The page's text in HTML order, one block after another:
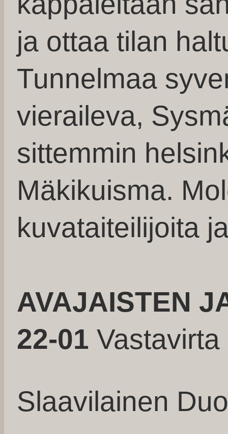
ja ottaa tilan
Tunnelmaa
vieraileva,
sittemmin
Mäkikuisma.
kuvataiteilijoita
AVAJAISTEN
22-01
Slaavilainen Duo